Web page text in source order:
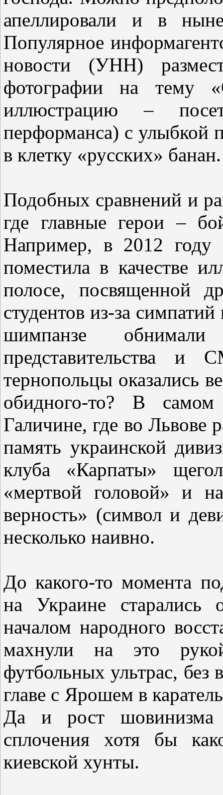
апеллировали и в
Популярное
новости (УНН)
фотографии на тему
иллюстрацию –
перформанса) с улыбкой
в клетку «русских»
Подобных сравнений и
где главные герои –
Например, в 2012 году
поместила в качестве
полосе, посвященной
студентов из-за
шимпанзе обнимали
представительства
тернопольцы оказались
обидного-то? В
Галичине, где во
память украинской
клуба «Карпаты»
«мертвой головой» и
верность» (символ и
несколько наивно.
До какого-то момента
на Украине
началом народного
махнули на это
футбольных ультрас, без
главе с Ярошем в
Да и рост шовинизма
сплочения хотя бы
киевской хунты.